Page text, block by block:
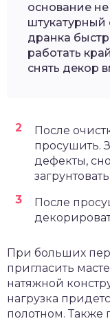
основание
штукатурный
дранка
работать
снять декор
После
просушить.
дефекты,
После
При больших
пригласить
натяжной
нагрузка
полотном. Также